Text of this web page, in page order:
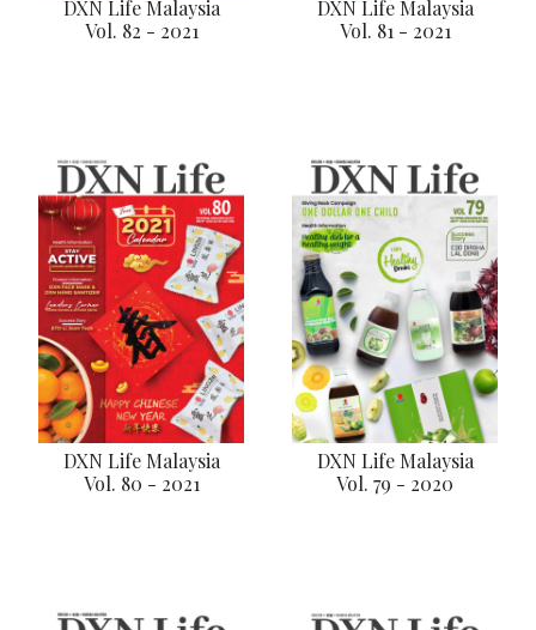
DXN Life Malaysia
Vol. 82 - 2021
DXN Life Malaysia
Vol. 81 - 2021
DXN Life Malaysia
Vol. 80 - 2021
DXN Life Malaysia
Vol. 79 - 2020